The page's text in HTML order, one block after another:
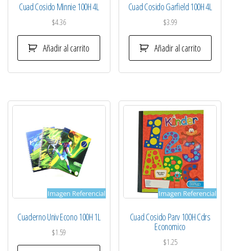
Cuad Cosido Minnie 100H 4L
$4.36
Añadir al carrito
Cuad Cosido Garfield 100H 4L
$3.99
Añadir al carrito
Imagen Referencial
Cuaderno Univ Econo 100H 1L
$1.59
Imagen Referencial
Cuad Cosido Parv 100H Cdrs
Economico
$1.25